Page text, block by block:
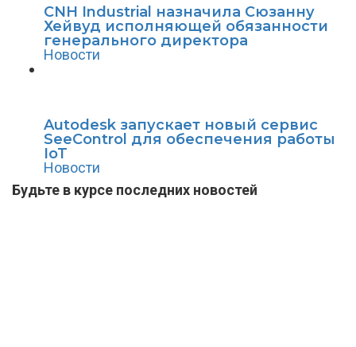
CNH Industrial назначила Сюзанну
Хейвуд исполняющей обязанности
генерального директора
Новости
Autodesk запускает новый сервис
SeeControl для обеспечения работы
IoT
Новости
Будьте в курсе последних новостей